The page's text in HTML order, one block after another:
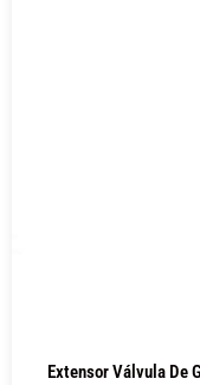
Extensor Válvula De